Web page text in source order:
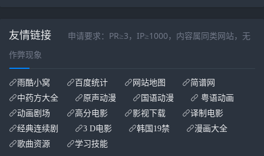
友情链接
申请要求：PR≥3，IP≥1000，内容属同类网站，无
作弊现象
雨酷小窝 百度统计 网站地图
简谱网
中药方大全
原声动漫 国语动漫
粤语动画
动画剧场
高分电影 影视下载
译制电影
经典连续剧
3 D电影 韩国19禁
漫画大全
歌曲资源
学习技能